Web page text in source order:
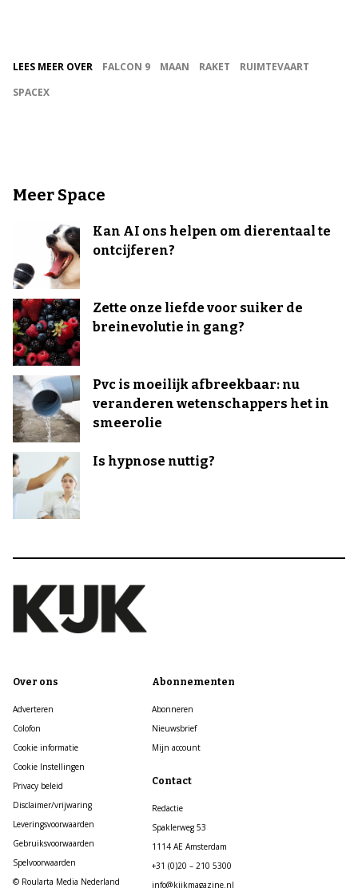
LEES MEER OVER FALCON 9 MAAN RAKET
RUIMTEVAART
SPACEX
Meer Space
Kan AI ons helpen om dierentaal te
ontcijferen?
Zette onze liefde voor suiker de
breinevolutie in gang?
Pvc is moeilijk afbreekbaar: nu
veranderen wetenschappers het in
smeerolie
Is hypnose nuttig?
Over ons
Adverteren
Colofon
Cookie informatie
Cookie Instellingen
Privacy beleid
Disclaimer/vrijwaring
Leveringsvoorwaarden
Gebruiksvoorwaarden
Spelvoorwaarden
© Roularta Media Nederland
Abonnementen
Abonneren
Nieuwsbrief
Mijn account
Contact
Redactie
Spaklerweg 53
1114 AE Amsterdam
+31 (0)20 – 210 5300
info@kijkmagazine.nl